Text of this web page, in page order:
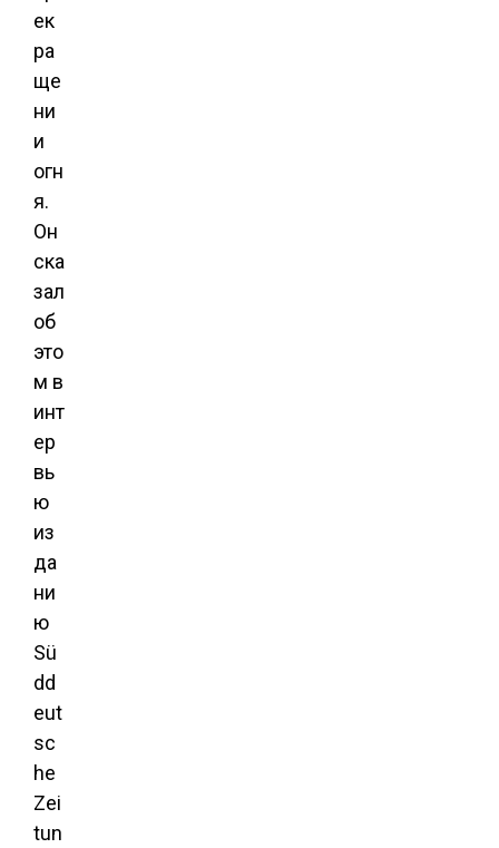
ек
ра
ще
ни
и
огн
я.
Он
ска
зал
об
это
м в
инт
ер
вь
ю
из
да
ни
ю
Sü
dd
eut
sc
he
Zei
tun